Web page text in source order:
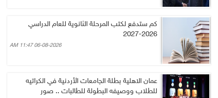
كم ستدفع لكتب المرحلة الثانوية للعام الدراسي
2026-2027
06-08-2026 11:47 AM
عمان الاهلية بطلة الجامعات الأردنية في الكراتيه
للطلاب ووصيفه البطولة للطالبات .. صور